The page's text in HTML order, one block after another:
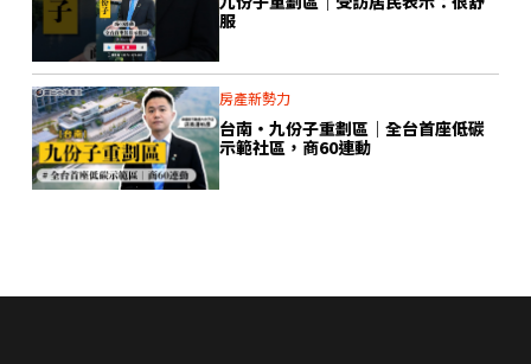
服
房產新勢力
台南・九份子重劃區｜全台首座低碳
示範社區，商60連動